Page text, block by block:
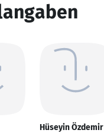
Hüseyin Özdemir